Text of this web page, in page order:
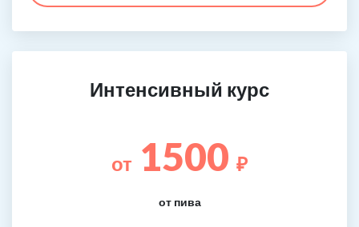
Интенсивный курс
от 1500 ₽
от пива